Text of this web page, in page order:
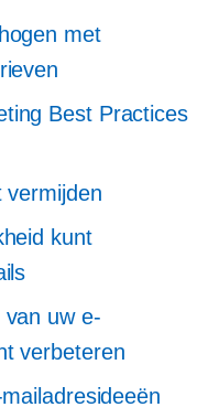
met
Best Practices
vermijden
kunt
van uw e-
verbeteren